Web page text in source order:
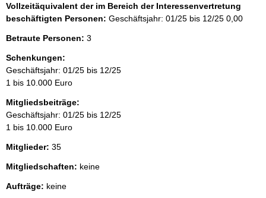
Vollzeitäquivalent der im Bereich der Interessenvertretung
beschäftigten Personen: Geschäftsjahr: 01/25 bis 12/25 0,00
Betraute Personen: 3
Schenkungen:
Geschäftsjahr: 01/25 bis 12/25
1 bis 10.000 Euro
Mitgliedsbeiträge:
Geschäftsjahr: 01/25 bis 12/25
1 bis 10.000 Euro
Mitglieder: 35
Mitgliedschaften: keine
Aufträge: keine